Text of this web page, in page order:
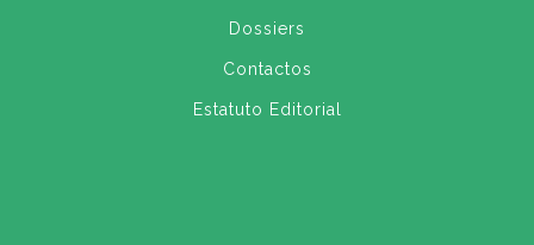
Dossiers
Contactos
Estatuto Editorial